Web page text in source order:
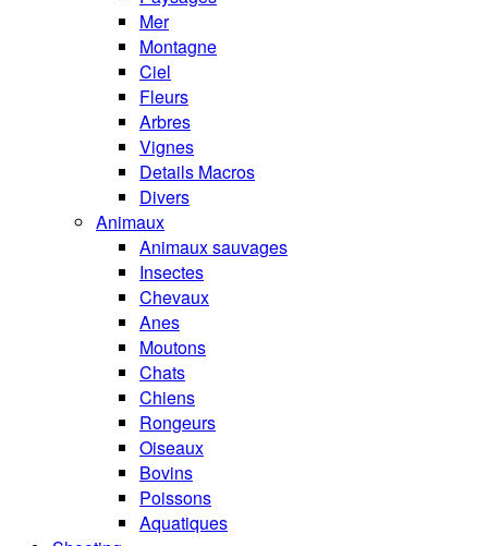
Mer
Montagne
Ciel
Fleurs
Arbres
Vignes
Details Macros
Divers
Animaux
Animaux sauvages
Insectes
Chevaux
Anes
Moutons
Chats
Chiens
Rongeurs
Oiseaux
Bovins
Poissons
Aquatiques